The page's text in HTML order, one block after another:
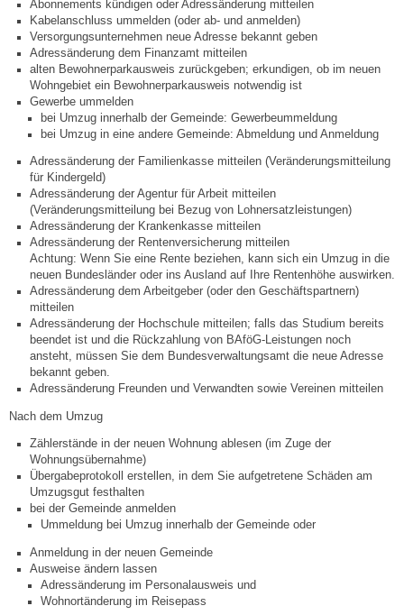
Bildergalerie
Rund um den Wein
Schlepper / Traktor
Rathaus
Aktuelles
Gemeindeverwaltung
Mitarbeiter
Stellenangebote
Ortsrecht
Schadensmeldungen
Bürgerservice
Gemeinderat
Sitzungsberichte
Abonnements kündigen oder Adressänderung mitteilen
Kabelanschluss ummelden (oder ab- und anmelden)
Versorgungsunternehmen neue Adresse bekannt geben
Adressänderung dem Finanzamt mitteilen
alten Bewohnerparkausweis zurückgeben; erkundigen, ob im neuen
Wohngebiet ein Bewohnerparkausweis notwendig ist
Gewerbe ummelden
bei Umzug innerhalb der Gemeinde: Gewerbeummeldung
bei Umzug in eine andere Gemeinde: Abmeldung und Anmeldung
Adressänderung der Familienkasse mitteilen (Veränderungsmitteilung
für Kindergeld)
Adressänderung der Agentur für Arbeit mitteilen
(Veränderungsmitteilung bei Bezug von Lohnersatzleistungen)
Adressänderung der Krankenkasse mitteilen
Adressänderung der Rentenversicherung mitteilen
Achtung: Wenn Sie eine Rente beziehen, kann sich ein Umzug in die
neuen Bundesländer oder ins Ausland auf Ihre Rentenhöhe auswirken.
Adressänderung dem Arbeitgeber (oder den Geschäftspartnern)
mitteilen
Adressänderung der Hochschule mitteilen; falls das Studium bereits
beendet ist und die Rückzahlung von BAföG-Leistungen noch
ansteht, müssen Sie dem Bundesverwaltungsamt die neue Adresse
bekannt geben.
Adressänderung Freunden und Verwandten sowie Vereinen mitteilen
Nach dem Umzug
Zählerstände in der neuen Wohnung ablesen (im Zuge der
Wohnungsübernahme)
Übergabeprotokoll erstellen, in dem Sie aufgetretene Schäden am
Umzugsgut festhalten
bei der Gemeinde anmelden
Ummeldung bei Umzug innerhalb der Gemeinde oder
Anmeldung in der neuen Gemeinde
Ausweise ändern lassen
Adressänderung im Personalausweis und
Wohnortänderung im Reisepass